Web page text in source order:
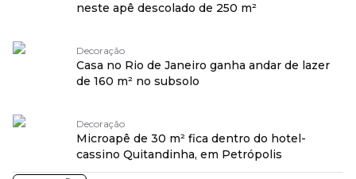
neste apê descolado de 250 m²
Decoração
Casa no Rio de Janeiro ganha andar de lazer
de 160 m² no subsolo
Decoração
Microapê de 30 m² fica dentro do hotel-
cassino Quitandinha, em Petrópolis